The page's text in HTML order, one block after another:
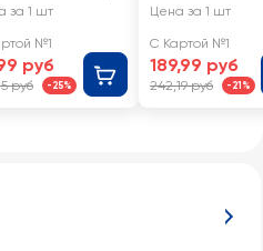
за 1 шт
№1
руб
руб -25%
MAMBA
Цена за 1 шт
С Картой №1
189,99 руб
242,19 руб -21%